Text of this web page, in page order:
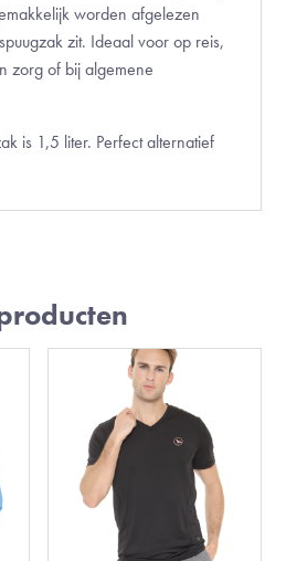
worden afgelezen
zit. Ideaal voor op reis,
zorg of bij algemene
is 1,5 liter. Perfect alternatief